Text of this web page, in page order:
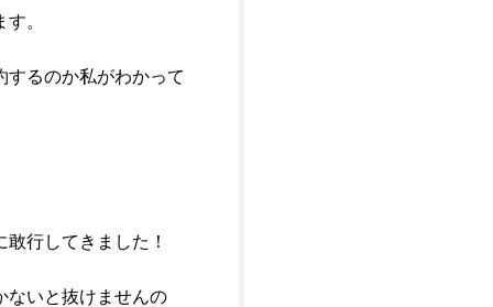
。
するのか私がわかって
行してきました！
ないと抜けませんの